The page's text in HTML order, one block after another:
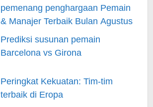
pemenang penghargaan Pemain
& Manajer Terbaik Bulan Agustus
Prediksi susunan pemain
Barcelona vs Girona
Peringkat Kekuatan: Tim-tim
terbaik di Eropa